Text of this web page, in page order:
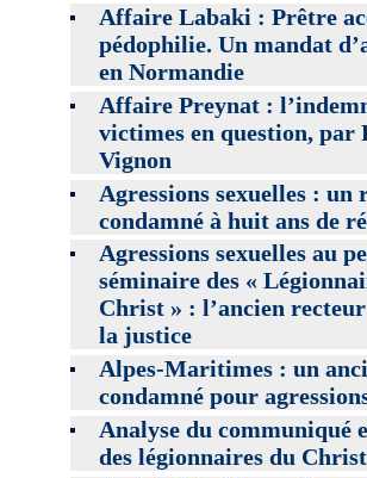
Affaire Labaki : Prêtre
pédophilie. Un mandat
en Normandie
Affaire Preynat :
victimes en question, par
Vignon
Agressions sexuelles : un
condamné à huit ans de
Agressions sexuelles au
séminaire des «
Christ » : l’ancien
la justice
Alpes-Maritimes : un
condamné pour
Analyse du communiqué
des légionnaires du